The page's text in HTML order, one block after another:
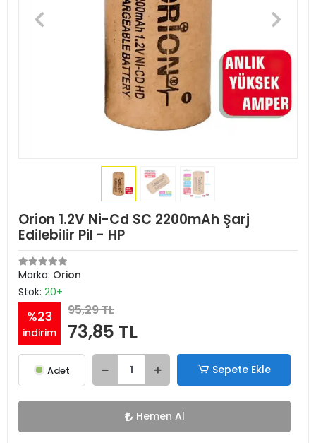
Orion 1.2V Ni-Cd SC 2200mAh Şarj
Edilebilir Pil - HP
Marka: Orion
Stok: 20+
%23
indirim
95,29 TL
73,85 TL
Adet Sepete Ekle
Hemen Al